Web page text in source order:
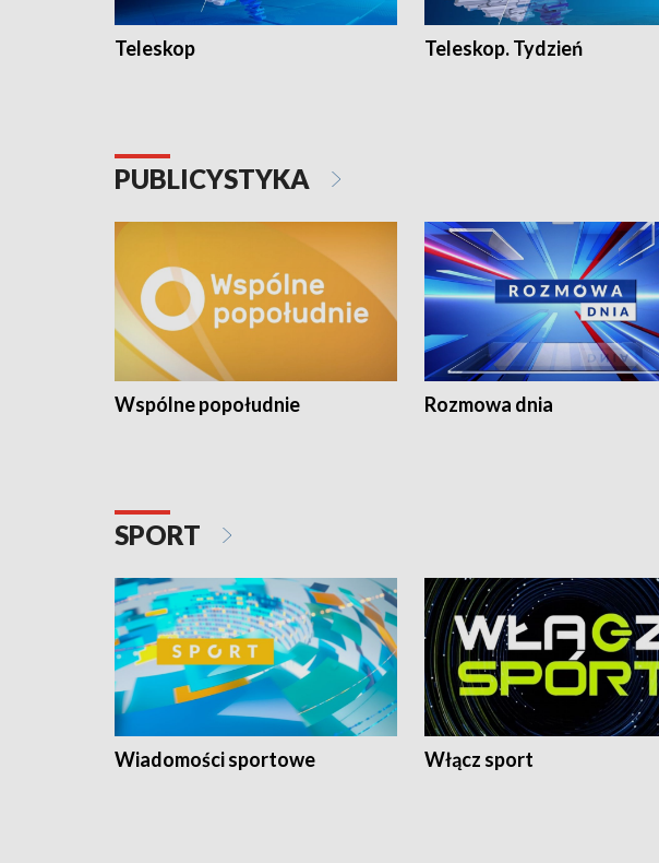
Teleskop Teleskop. Tydzień
PUBLICYSTYKA
Wspólne popołudnie Rozmowa dnia
SPORT
Wiadomości sportowe Włącz sport